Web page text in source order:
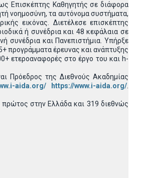
Επισκέπτης Καθηγητής σε διάφορα
νοημοσύνη, τα αυτόνομα συστήματα,
εικόνας. Διετέλεσε επισκέπτης
ή συνέδρια και 48 κεφάλαια σε
συνέδρια και Πανεπιστήμια. Υπήρξε
προγράμματα έρευνας και ανάπτυξης
ετεροαναφορές στο έργο του και h-
Πρόεδρος της Διεθνούς Ακαδημίας
aida.org/ https://www.i-aida.org/
πρώτος στην Ελλάδα και 319 διεθνώς